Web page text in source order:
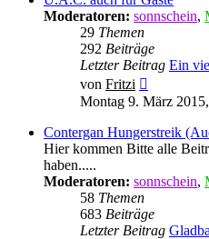
Moderatoren: sonnschein,
29 Themen
292 Beiträge
Letzter Beitrag Ein
von Fritzi
Beitrag
Montag 9. März
Contergan Hungerstreik
Hier kommen Bitte alle
haben.....
Moderatoren: sonnschein,
58 Themen
683 Beiträge
Letzter Beitrag